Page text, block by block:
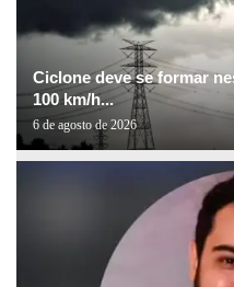
Ciclone deve se formar
100 km/h...
6 de agosto de 2026